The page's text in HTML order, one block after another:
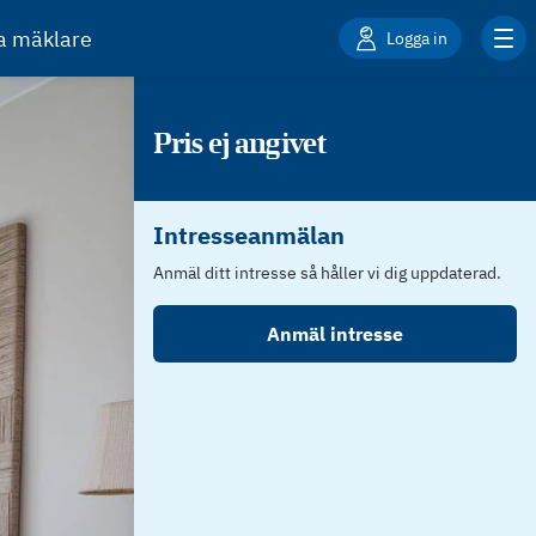
mäklare Logga in
Pris ej angivet
Intresseanmälan
Anmäl ditt intresse så håller vi dig uppdaterad.
Anmäl intresse